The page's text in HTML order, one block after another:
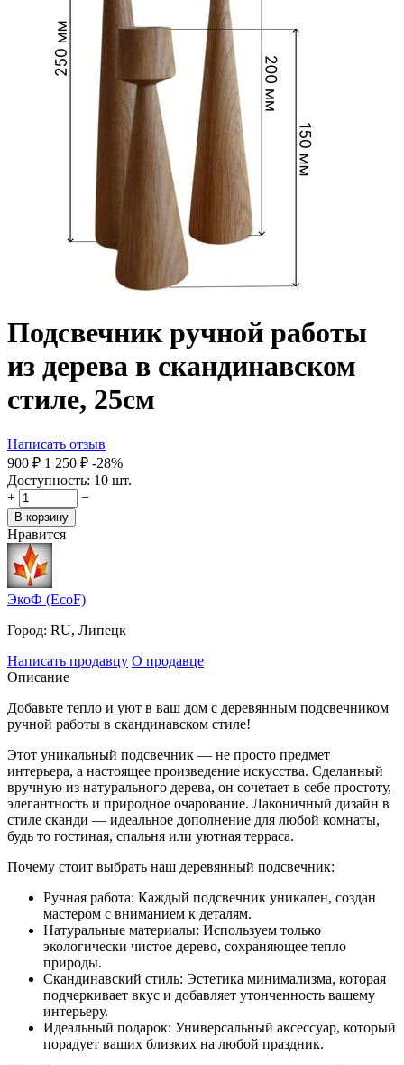
Подсвечник ручной работы
из дерева в скандинавском
стиле, 25см
Написать отзыв
‍900‍ ₽ 1 250 ₽ -28%
Доступность: 10 шт.
+
−
В корзину
Нравится
ЭкоФ (EcoF)
Город: RU, Липецк
Написать продавцу О продавце
Описание
Добавьте тепло и уют в ваш дом с деревянным подсвечником
ручной работы в скандинавском стиле!
Этот уникальный подсвечник — не просто предмет
интерьера, а настоящее произведение искусства. Сделанный
вручную из натурального дерева, он сочетает в себе простоту,
элегантность и природное очарование. Лаконичный дизайн в
стиле сканди — идеальное дополнение для любой комнаты,
будь то гостиная, спальня или уютная терраса.
Почему стоит выбрать наш деревянный подсвечник:
Ручная работа: Каждый подсвечник уникален, создан
мастером с вниманием к деталям.
Натуральные материалы: Используем только
экологически чистое дерево, сохраняющее тепло
природы.
Скандинавский стиль: Эстетика минимализма, которая
подчеркивает вкус и добавляет утонченность вашему
интерьеру.
Идеальный подарок: Универсальный аксессуар, который
порадует ваших близких на любой праздник.